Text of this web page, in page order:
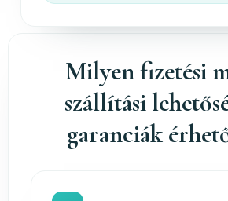
Milyen fizetési
szállítási
garanciák